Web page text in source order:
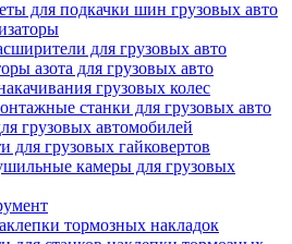
для подкачки шин грузовых авто
для грузовых авто
азота для грузовых авто
грузовых колес
станки для грузовых авто
грузовых автомобилей
для грузовых гайковертов
камеры для грузовых
тормозных накладок